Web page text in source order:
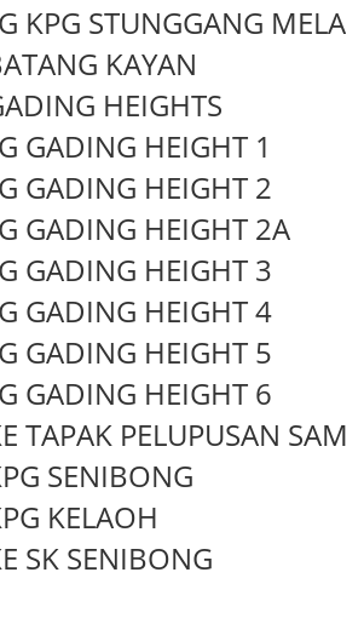
KPG STUNGGANG
KAYAN
HEIGHTS
GADING HEIGHT 1
GADING HEIGHT 2
GADING HEIGHT 2A
GADING HEIGHT 3
GADING HEIGHT 4
GADING HEIGHT 5
GADING HEIGHT 6
TAPAK PELUPUSAN
SENIBONG
KELAOH
SK SENIBONG